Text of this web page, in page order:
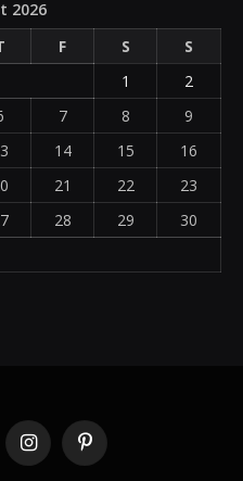
2026
F S
S
1
2
7 8
9
14 15
16
21 22
23
28 29
30
InstagramPinterest